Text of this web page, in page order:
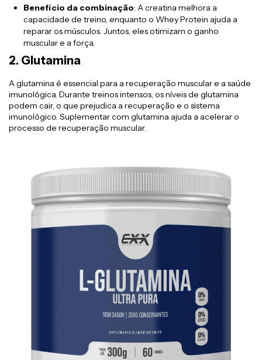
Benefício da combinação: A creatina melhora a
capacidade de treino, enquanto o Whey Protein ajuda a
reparar os músculos. Juntos, eles otimizam o ganho
muscular e a força.
2. Glutamina
A glutamina é essencial para a recuperação muscular e a saúde
imunológica. Durante treinos intensos, os níveis de glutamina
podem cair, o que prejudica a recuperação e o sistema
imunológico. Suplementar com glutamina ajuda a acelerar o
processo de recuperação muscular.